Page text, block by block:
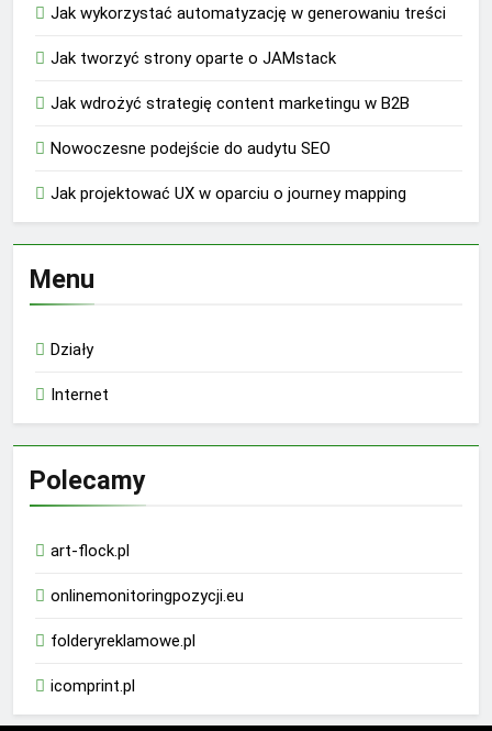
Jak wykorzystać automatyzację w generowaniu treści
Jak tworzyć strony oparte o JAMstack
Jak wdrożyć strategię content marketingu w B2B
Nowoczesne podejście do audytu SEO
Jak projektować UX w oparciu o journey mapping
Menu
Działy
Internet
Polecamy
art-flock.pl
onlinemonitoringpozycji.eu
folderyreklamowe.pl
icomprint.pl